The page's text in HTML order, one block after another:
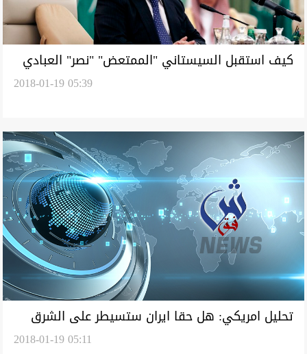
كيف استقبل السيستاني "الممتعض" "نصر" العبادي
2018-01-19 05:39
تحليل امريكي: هل حقا ايران ستسيطر على الشرق
2018-01-19 05:11